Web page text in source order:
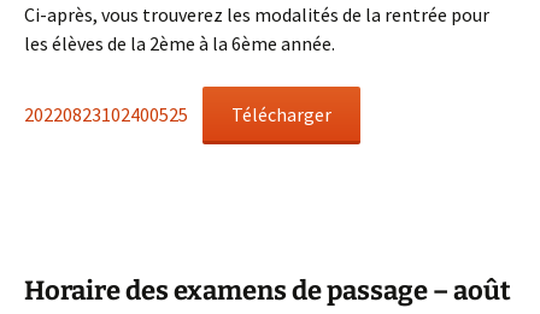
Ci-après, vous trouverez les modalités de la rentrée pour
les élèves de la 2ème à la 6ème année.
20220823102400525 Télécharger
Horaire des examens de passage – août